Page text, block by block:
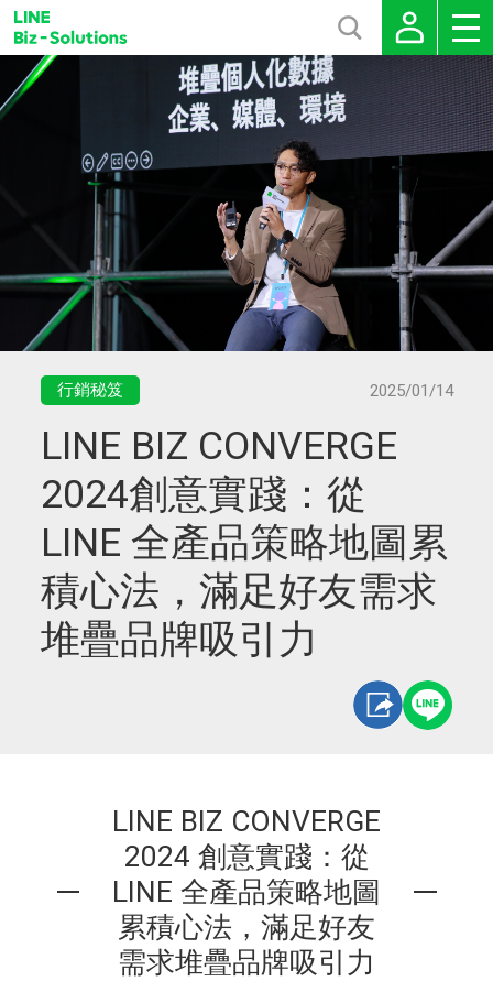
行銷秘笈 2025/01/14
LINE BIZ CONVERGE
2024創意實踐：從
LINE 全產品策略地圖累
積心法，滿足好友需求
堆疊品牌吸引力
LINE BIZ CONVERGE
2024 創意實踐：從
LINE 全產品策略地圖
累積心法，滿足好友
需求堆疊品牌吸引力